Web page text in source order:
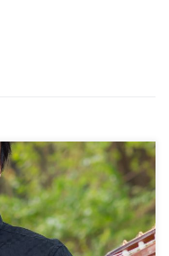
です。 先日の8/4日曜日